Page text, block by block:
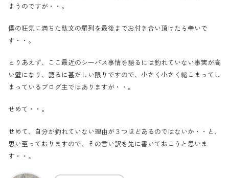
まうのですが・・。
僕の狂気に満ちた駄文の羅列を最後までお付き合い頂けたら幸いで
す・・。
とりあえず、ここ最近のシーバス事情を語るには釣れていない事実が高
い壁になり、語るに甚だしい限りですので、小さく小さく縮こまってし
まっているブログ主ではありますが・・。
せめて・・。
せめて、自分が釣れていない理由が３つほどあるのではないか・・と、
思い至っておりますので、その言い訳を先に書いておこうと思いま
す・・。